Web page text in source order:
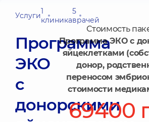
Услуги1
клиника
5
врачей
Программа
ЭКО
с
донорскими
Стоимость
Программа ЭКО с
яйцеклетками
донор,
переносом
стоимости
69400